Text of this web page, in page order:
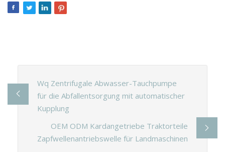
Wq Zentrifugale Abwasser-Tauchpumpe
für die Abfallentsorgung mit automatischer
Kupplung
OEM ODM Kardangetriebe Traktorteile
Zapfwellenantriebswelle für Landmaschinen